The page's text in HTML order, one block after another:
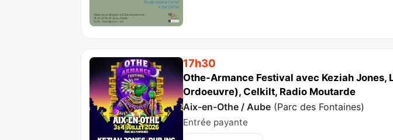
17h30
Othe-Armance Festival avec Keziah Jones,
Ordoeuvre), Celkilt, Radio Moutarde
Aix-en-Othe / Aube (Parc des Fontaines)
Entrée payante